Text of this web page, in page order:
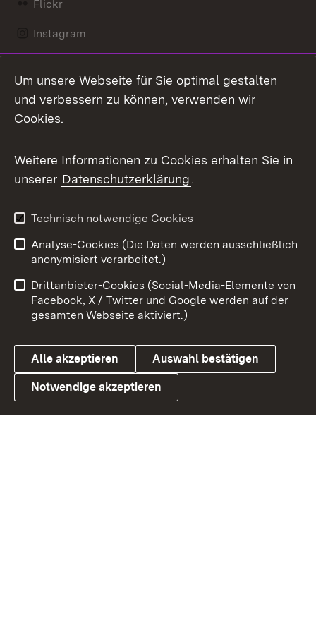
Flickr
Instagram
Mastodon
Messenger
Social Wall
X / Twitter
Youtube
Link zum Landesportal
Benutzungshinweise
Barrierefreiheit
Datenschutz
Cookies
Um unsere Webseite für Sie optimal gestalten
und verbessern zu können, verwenden wir
Cookies.
Weitere Informationen zu Cookies erhalten Sie in
unserer Datenschutzerklärung.
Technisch notwendige Cookies
Analyse-Cookies (Die Daten werden ausschließlich
anonymisiert verarbeitet.)
Drittanbieter-Cookies (Social-Media-Elemente von
Facebook, X / Twitter und Google werden auf der
gesamten Webseite aktiviert.)
Alle akzeptieren Auswahl bestätigen
Notwendige akzeptieren